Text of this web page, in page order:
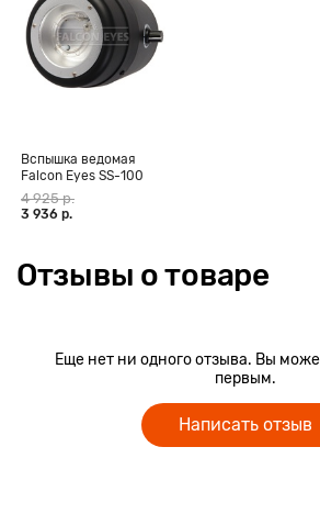
Вспышка ведомая
Falcon Eyes SS-100
4 925 р.
3 936 р.
Отзывы о товаре
Еще нет ни одного отзыва. Вы
первым.
Написать отзыв